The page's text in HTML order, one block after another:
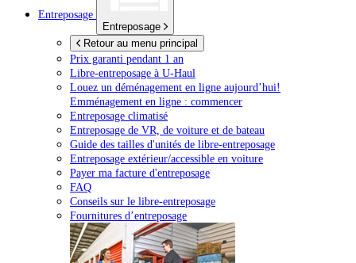
Entreposage
Entreposage
Retour au menu principal
Prix garanti pendant 1 an
Libre-entreposage à U-Haul
Louez un déménagement en ligne aujourd’hui!
Emménagement en ligne : commencer
Entreposage climatisé
Entreposage de VR, de voiture et de bateau
Guide des tailles d'unités de libre-entreposage
Entreposage extérieur/accessible en voiture
Payer ma facture d'entreposage
FAQ
Conseils sur le libre-entreposage
Fournitures d’entreposage